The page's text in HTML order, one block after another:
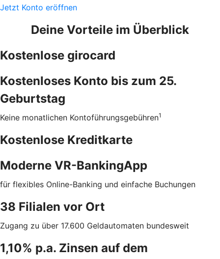
Jetzt Konto eröffnen
Deine Vorteile im Überblick
Kostenlose girocard
Kostenloses Konto bis zum 25.
Geburtstag
Keine monatlichen Kontoführungsgebühren1
Kostenlose Kreditkarte
Moderne VR-BankingApp
für flexibles Online-Banking und einfache Buchungen
38 Filialen vor Ort
Zugang zu über 17.600 Geldautomaten bundesweit
1,10% p.a. Zinsen auf dem